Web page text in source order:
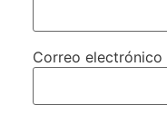
Correo electrónico